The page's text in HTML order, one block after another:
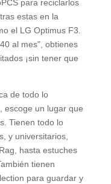
para reciclarlos
estas en la
el LG Optimus F3.
al mes", obtienes
¡sin tener que
de todo lo
escoge un lugar que
Tienen todo lo
y universitarios,
hasta estuches
tienen
para guardar y